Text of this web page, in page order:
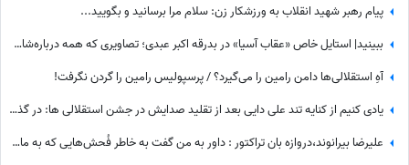
پیام رهبر شهید انقلاب به ورزشکار زن: سلام مرا برسانید و بگویید...
ببینید| استایل خاص «عقاب آسیا» در بدرقه اکبر عبدی؛ تصاویری که همه درباره‌شان صحبت می‌کنند
آهِ استقلالی‌ها دامن رامین را می‌گیرد؟ / پرسپولیس رامین را گردن نگرفت!
یادی کنیم از کنایه تند علی دایی بعد از تقلید صدایش در جشن استقلالی ها: در گذشته پادشاهان دلقک‌هایی داشتند که وظیفه‌شان تقلید صدا و خنداندن مردم بود+عکس
علیرضا بیرانوند،دروازه بان تراکتور : داور به من گفت به خاطر فُحش‌هایی که به مادرت میدن بهت کارت نمیدم!/ ما حواله ماشین نگرفتیم